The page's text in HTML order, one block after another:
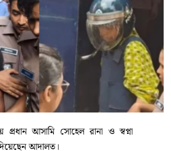
প্রধান আসামি সোহেল রানা ও স্বপ্না
আদালত।